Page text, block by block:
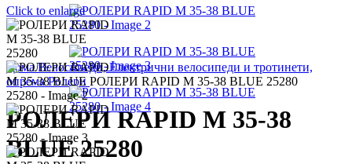
Click to enlarge
ДомаВелосипеди, Електрични велосипеди и тротинети,
опремаРолери РОЛЕРИ RAPID M 35-38 BLUE 25280
РОЛЕРИ RAPID M 35-38
BLUE 25280